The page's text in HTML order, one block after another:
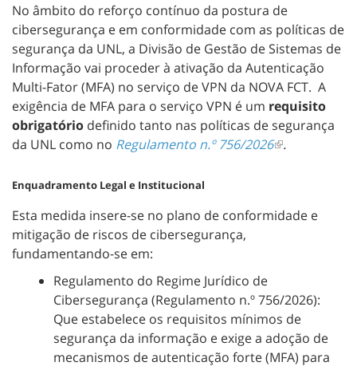
No âmbito do reforço contínuo da postura de
cibersegurança e em conformidade com as políticas de
segurança da UNL, a Divisão de Gestão de Sistemas de
Informação vai proceder à ativação da Autenticação
Multi-Fator (MFA) no serviço de VPN da NOVA FCT. A
exigência de MFA para o serviço VPN é um requisito
obrigatório definido tanto nas políticas de segurança
da UNL como no Regulamento n.º 756/2026 .
Enquadramento Legal e Institucional
Esta medida insere-se no plano de conformidade e
mitigação de riscos de cibersegurança,
fundamentando-se em:
Regulamento do Regime Jurídico de
Cibersegurança (Regulamento n.º 756/2026):
Que estabelece os requisitos mínimos de
segurança da informação e exige a adoção de
mecanismos de autenticação forte (MFA) para